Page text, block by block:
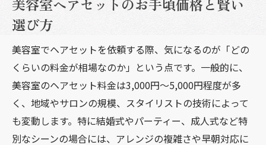
美容室ヘアセットのお手頃価格と賢い
選び方
美容室でヘアセットを依頼する際、気になるのが「どの
くらいの料金が相場なのか」という点です。一般的に、
美容室のヘアセット料金は3,000円～5,000円程度が多
く、地域やサロンの規模、スタイリストの技術によって
も変動します。特に結婚式やパーティー、成人式など特
別なシーンの場合には、アレンジの複雑さや早朝対応に